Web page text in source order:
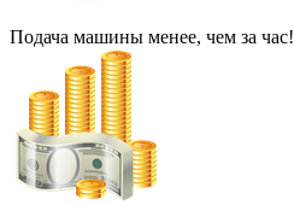
Подача машины менее, чем за час!